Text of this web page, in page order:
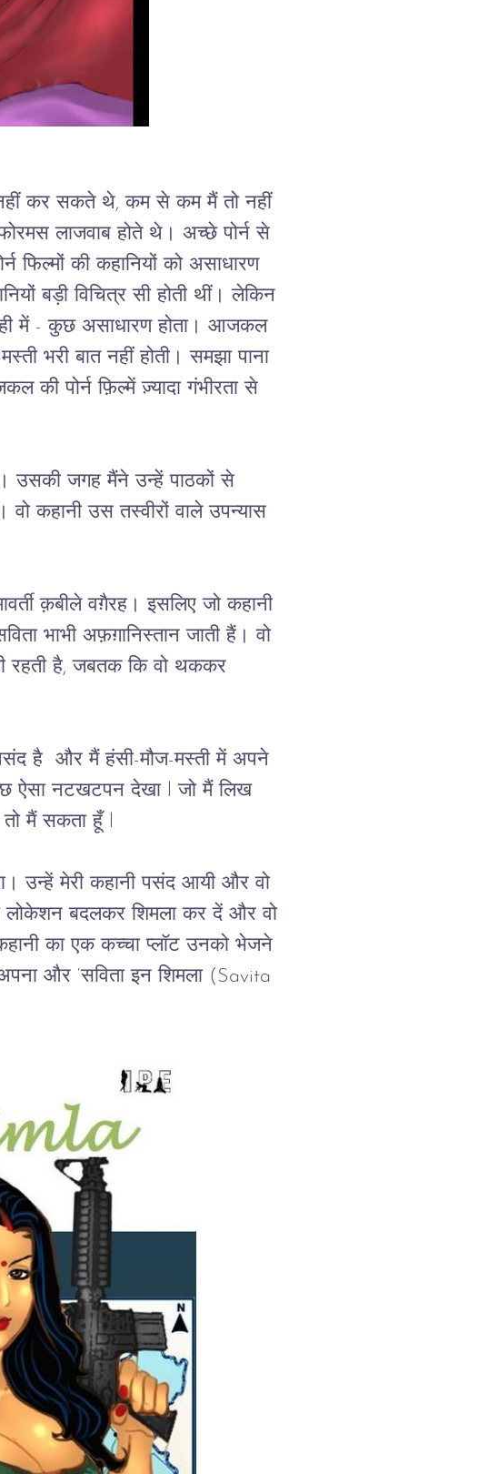
नहीं कर सकते थे, कम से कम मैं तो नहीं
लाजवाब होते थे। अच्छे पोर्न से
फिल्मों की कहानियों को असाधारण
बड़ी विचित्र सी होती थीं। लेकिन
में - कुछ असाधारण होता। आजकल
भरी बात नहीं होती। समझा पाना
पोर्न फ़िल्में ज़्यादा गंभीरता से
। उसकी जगह मैंने उन्हें पाठकों से
कहानी उस तस्वीरों वाले उपन्यास
क़बीले वग़ैरह। इसलिए जो कहानी
भाभी अफ़ग़ानिस्तान जाती हैं। वो
रहती है, जबतक कि वो थककर
है  और मैं हंसी-मौज-मस्ती में अपने
ऐसा नटखटपन देखा l जो मैं लिख
मैं सकता हूँ l
उन्हें मेरी कहानी पसंद आयी और वो
लोकेशन बदलकर शिमला कर दें और वो
का एक कच्चा प्लॉट उनको भेजने
और ‘सविता इन शिमला (Savita